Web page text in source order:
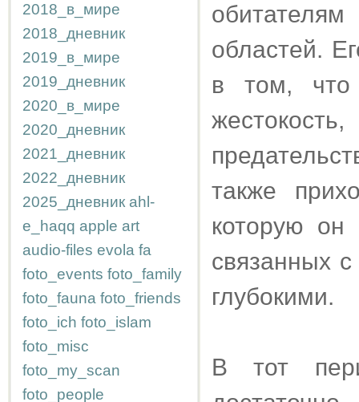
2018_в_мире
2018_дневник
2019_в_мире
2019_дневник
2020_в_мире
2020_дневник
2021_дневник
2022_дневник
2025_дневник ahl-
e_haqq apple art
audio-files evola fa
foto_events foto_family
foto_fauna foto_friends
foto_ich foto_islam
foto_misc
foto_my_scan
foto_people
областей.
в том, что
также
которую он
связанных
глубокими.
В тот